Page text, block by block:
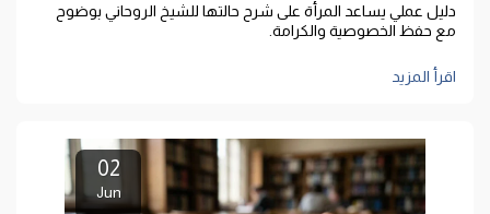
دليل عملي يساعد المرأة على شرح حالتها للشيخ الروحاني بوضوح
مع حفظ الخصوصية والكرامة.
اقرأ المزيد
02
Jun